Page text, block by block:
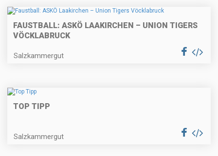
FAUSTBALL: ASKÖ LAAKIRCHEN – UNION TIGERS
VÖCKLABRUCK
Salzkammergut
TOP TIPP
Salzkammergut